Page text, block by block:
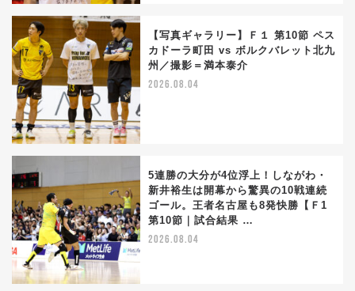
【写真ギャラリー】Ｆ１ 第10節 ペス
カドーラ町田 vs ボルクバレット北九
州／撮影＝満本泰介
2026.08.04
5連勝の大分が4位浮上！しながわ・
新井裕生は開幕から驚異の10戦連続
ゴール。王者名古屋も8発快勝【Ｆ1
第10節｜試合結果 …
2026.08.04